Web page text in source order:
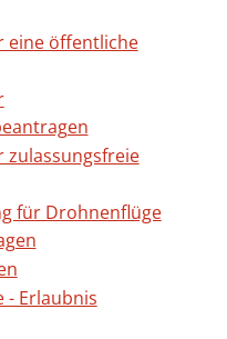
eine öffentliche
zulassungsfreie
für Drohnenflüge
- Erlaubnis